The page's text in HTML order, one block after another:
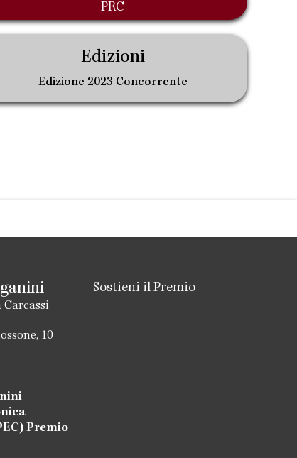
PRC
Edizioni
Edizione 2023 Concorrente
Carcassi
10
Premio
Sostieni il Premio